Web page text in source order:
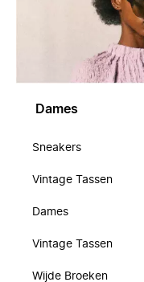
Dames
Sneakers
Vintage Tassen
Dames
Vintage Tassen
Wijde Broeken